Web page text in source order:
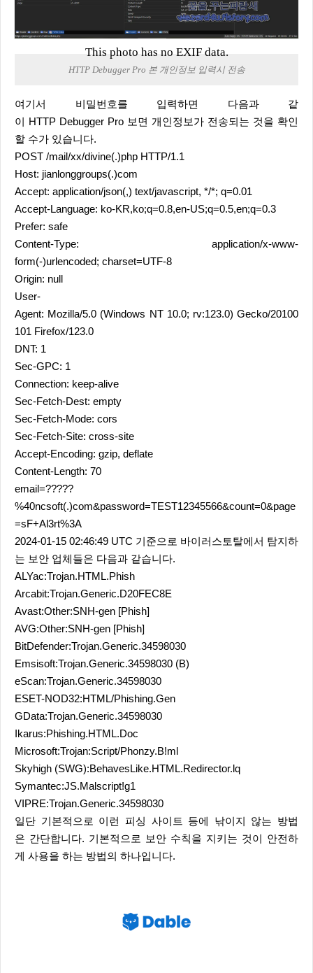
This photo has no EXIF data.
HTTP Debugger Pro 본 개인정보 입력시 전송
여기서 비밀번호를 입력하면 다음과 같
이 HTTP Debugger Pro 보면 개인정보가 전송되는 것을 확인
할 수가 있습니다.
POST /mail/xx/divine(.)php HTTP/1.1
Host: jianlonggroups(.)com
Accept: application/json(,) text/javascript, */*; q=0.01
Accept-Language: ko-KR,ko;q=0.8,en-US;q=0.5,en;q=0.3
Prefer: safe
Content-Type: application/x-www-
form(-)urlencoded; charset=UTF-8
Origin: null
User-
Agent: Mozilla/5.0 (Windows NT 10.0; rv:123.0) Gecko/20100
101 Firefox/123.0
DNT: 1
Sec-GPC: 1
Connection: keep-alive
Sec-Fetch-Dest: empty
Sec-Fetch-Mode: cors
Sec-Fetch-Site: cross-site
Accept-Encoding: gzip, deflate
Content-Length: 70
email=?????
%40ncsoft(.)com&password=TEST12345566&count=0&page
=sF+Al3rt%3A
2024-01-15 02:46:49 UTC 기준으로 바이러스토탈에서 탐지하
는 보안 업체들은 다음과 같습니다.
ALYac:Trojan.HTML.Phish
Arcabit:Trojan.Generic.D20FEC8E
Avast:Other:SNH-gen [Phish]
AVG:Other:SNH-gen [Phish]
BitDefender:Trojan.Generic.34598030
Emsisoft:Trojan.Generic.34598030 (B)
eScan:Trojan.Generic.34598030
ESET-NOD32:HTML/Phishing.Gen
GData:Trojan.Generic.34598030
Ikarus:Phishing.HTML.Doc
Microsoft:Trojan:Script/Phonzy.B!ml
Skyhigh (SWG):BehavesLike.HTML.Redirector.lq
Symantec:JS.Malscript!g1
VIPRE:Trojan.Generic.34598030
일단 기본적으로 이런 피싱 사이트 등에 낚이지 않는 방법
은 간단합니다. 기본적으로 보안 수칙을 지키는 것이 안전하
게 사용을 하는 방법의 하나입니다.